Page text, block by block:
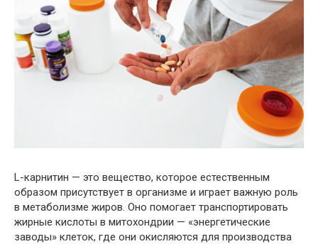
L-карнитин — это вещество, которое естественным
образом присутствует в организме и играет важную роль
в метаболизме жиров. Оно помогает транспортировать
жирные кислоты в митохондрии — «энергетические
заводы» клеток, где они окисляются для производства